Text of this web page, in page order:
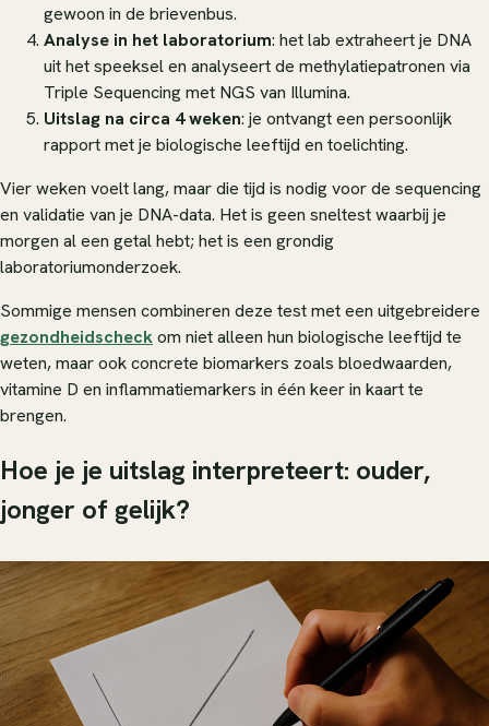
gewoon in de brievenbus.
Analyse in het laboratorium: het lab extraheert je DNA
uit het speeksel en analyseert de methylatiepatronen via
Triple Sequencing met NGS van Illumina.
Uitslag na circa 4 weken: je ontvangt een persoonlijk
rapport met je biologische leeftijd en toelichting.
Vier weken voelt lang, maar die tijd is nodig voor de sequencing
en validatie van je DNA-data. Het is geen sneltest waarbij je
morgen al een getal hebt; het is een grondig
laboratoriumonderzoek.
Sommige mensen combineren deze test met een uitgebreidere
gezondheidscheckom niet alleen hun biologische leeftijd te
weten, maar ook concrete biomarkers zoals bloedwaarden,
vitamine D en inflammatiemarkers in één keer in kaart te
brengen.
Hoe je je uitslag interpreteert: ouder,
jonger of gelijk?